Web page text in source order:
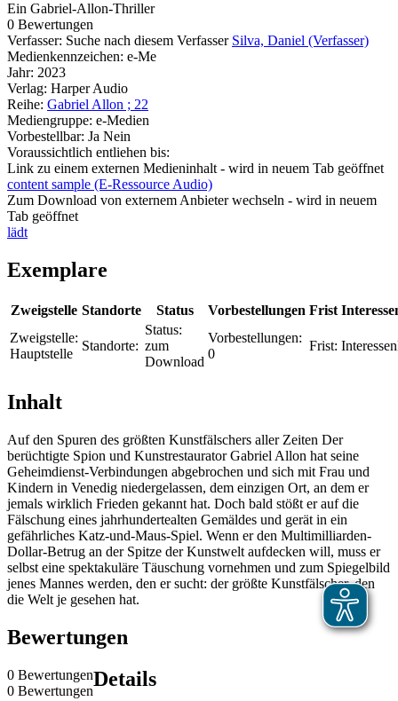
Ein Gabriel-Allon-Thriller
0 Bewertungen
Verfasser: Suche nach diesem Verfasser Silva, Daniel (Verfasser)
Medienkennzeichen: e-Me
Jahr: 2023
Verlag: Harper Audio
Reihe: Gabriel Allon ; 22
Mediengruppe: e-Medien
Vorbestellbar: Ja Nein
Voraussichtlich entliehen bis:
Link zu einem externen Medieninhalt - wird in neuem Tab geöffnet
content sample (E-Ressource Audio)
Zum Download von externem Anbieter wechseln - wird in neuem
Tab geöffnet
lädt
Exemplare
Zweigstelle Standorte Status Vorbestellungen Frist
Zweigstelle:
Hauptstelle
Standorte:
Status:
zum
Download
Vorbestellungen:
0
Frist:
Inhalt
Auf den Spuren des größten Kunstfälschers aller Zeiten Der
berüchtigte Spion und Kunstrestaurator Gabriel Allon hat seine
Geheimdienst-Verbindungen abgebrochen und sich mit Frau und
Kindern in Venedig niedergelassen, dem einzigen Ort, an dem er
jemals wirklich Frieden gekannt hat. Doch bald stößt er auf die
Fälschung eines jahrhundertealten Gemäldes und gerät in ein
gefährliches Katz-und-Maus-Spiel. Wenn er den Multimilliarden-
Dollar-Betrug an der Spitze der Kunstwelt aufdecken will, muss er
selbst eine spektakuläre Täuschung vornehmen und zum Spiegelbild
jenes Mannes werden, den er sucht: der größte Kunstfälscher, den
die Welt je gesehen hat.
Bewertungen
0 Bewertungen
0 Bewertungen
Details